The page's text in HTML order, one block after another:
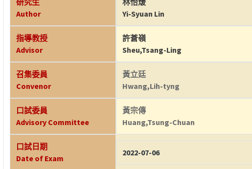
研究生
Author
林怡煖
Yi-Syuan Lin
指導教授
Advisor
許蒼嶺
Sheu,Tsang-Ling
召集委員
Convenor
黃立廷
Hwang,Lih-tyng
口試委員
Advisory Committee
黃宗傳
Huang,Tsung-Chuan
口試日期
Date of Exam
2022-07-06